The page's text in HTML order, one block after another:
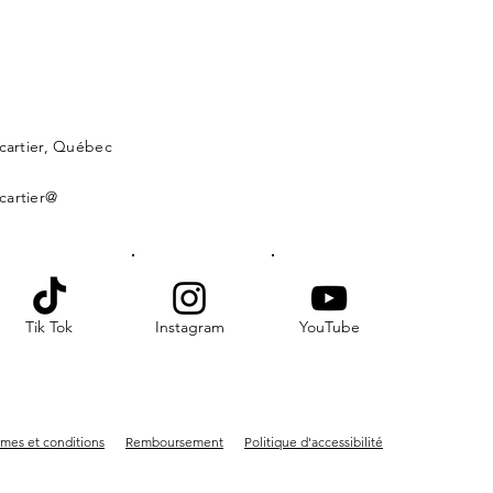
Québec
Tik Tok Instagram YouTube
et conditions Remboursement Politique d'accessibilité